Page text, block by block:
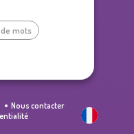
mots
Nous contacter